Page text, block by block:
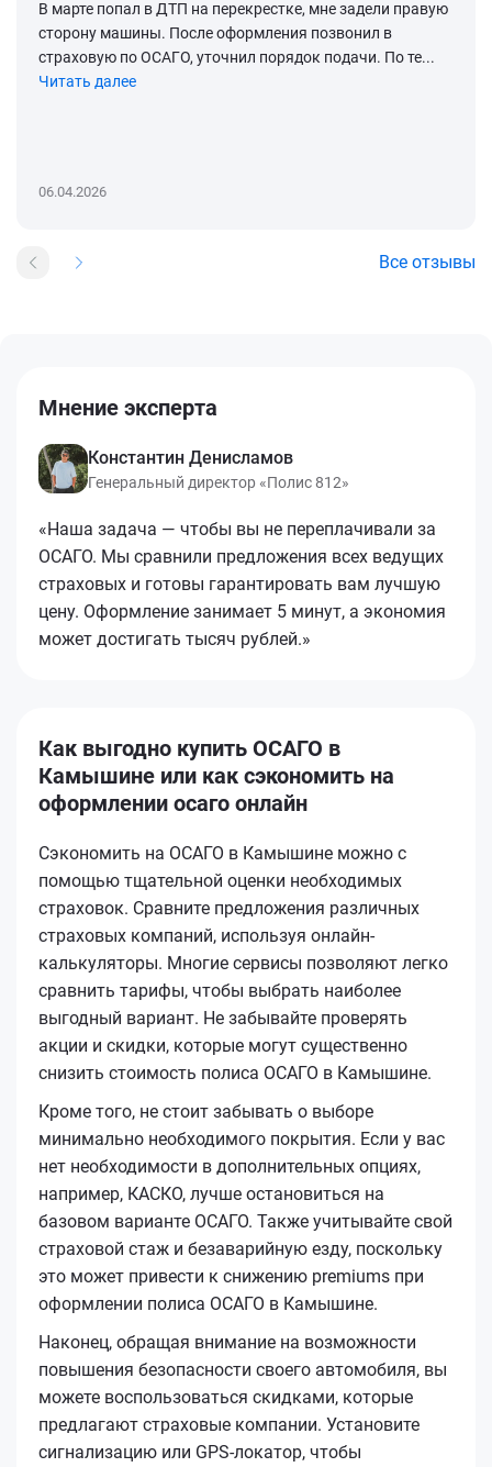
В марте попал в ДТП на перекрестке, мне задели правую
сторону машины. После оформления позвонил в
страховую по ОСАГО, уточнил порядок подачи. По те...
Читать далее
06.04.2026
Все отзывы
Мнение эксперта
Константин Денисламов
Генеральный директор «Полис 812»
«Наша задача — чтобы вы не переплачивали за
ОСАГО. Мы сравнили предложения всех ведущих
страховых и готовы гарантировать вам лучшую
цену. Оформление занимает 5 минут, а экономия
может достигать тысяч рублей.»
Как выгодно купить ОСАГО в
Камышине или как сэкономить на
оформлении осаго онлайн
Сэкономить на ОСАГО в Камышине можно с
помощью тщательной оценки необходимых
страховок. Сравните предложения различных
страховых компаний, используя онлайн-
калькуляторы. Многие сервисы позволяют легко
сравнить тарифы, чтобы выбрать наиболее
выгодный вариант. Не забывайте проверять
акции и скидки, которые могут существенно
снизить стоимость полиса ОСАГО в Камышине.
Кроме того, не стоит забывать о выборе
минимально необходимого покрытия. Если у вас
нет необходимости в дополнительных опциях,
например, КАСКО, лучше остановиться на
базовом варианте ОСАГО. Также учитывайте свой
страховой стаж и безаварийную езду, поскольку
это может привести к снижению premiums при
оформлении полиса ОСАГО в Камышине.
Наконец, обращая внимание на возможности
повышения безопасности своего автомобиля, вы
можете воспользоваться скидками, которые
предлагают страховые компании. Установите
сигнализацию или GPS-локатор, чтобы